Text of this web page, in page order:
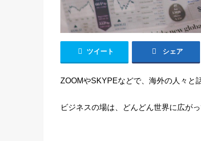
ツイート シェア
ZOOMやSKYPEなどで、海外の人々と
ビジネスの場は、どんどん世界に広がっ